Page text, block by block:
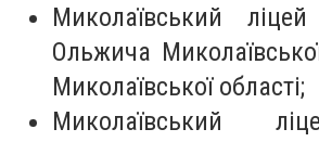
Миколаївський
Ольжича
Миколаївської області;
Миколаївський